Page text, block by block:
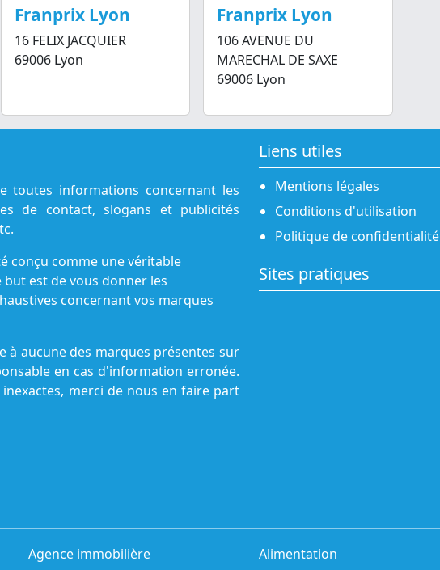
Franprix Lyon
16 FELIX JACQUIER
69006 Lyon
Franprix Lyon
106 AVENUE DU
MARECHAL DE SAXE
69006 Lyon
toutes informations concernant les
de contact, slogans et publicités
conçu comme une véritable
est de vous donner les
concernant vos marques
à aucune des marques présentes sur
en cas d'information erronée.
merci de nous en faire part
Liens utiles
Mentions légales
Conditions d'utilisation
Politique de confidentialité
Sites pratiques
Agence immobilière Alimentation